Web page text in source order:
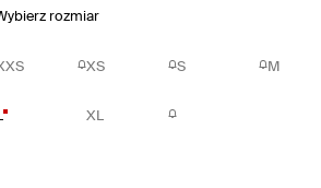
rozmiar
XS S M
XL